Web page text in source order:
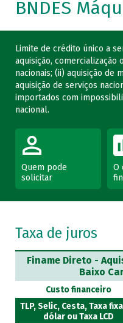
BNDES
Limite de crédito único a
aquisição, comercialização
nacionais; (ii) aquisição de
aquisição de serviços
importados com
nacional.
Quem pode
solicitar
O
Taxa de juros
Finame Direto -
Baixo
Custo financeiro
TLP, Selic, Cesta, Taxa
dólar ou Taxa LCD